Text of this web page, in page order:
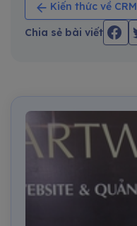
Kiến thức về CRM
Chia sẻ bài viết